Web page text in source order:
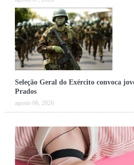
Seleção Geral do Exército convoca
Prados
agosto 06, 2026